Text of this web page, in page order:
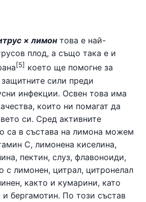
× лимонтова е най-
плод, а също така е и
[5] което ще помогне за
сили преди
инфекции. Освен това има
които ни помагат да
си. Сред активните
са в състава на лимона можем
С, лимонена киселина,
пектин, слуз, флавоноиди,
с лимонен, цитрал, цитронелал
както и кумарини, като
и бергамотин. По този състав